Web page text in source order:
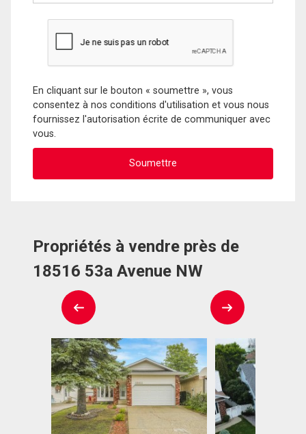
En cliquant sur le bouton « soumettre », vous
consentez à nos conditions d'utilisation et vous nous
fournissez l'autorisation écrite de communiquer avec
vous.
Propriétés à vendre près de
18516 53a Avenue NW